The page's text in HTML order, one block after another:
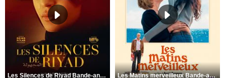
Les Silences de Riyad Bande-annonce VO STFR Les Matins merveilleux Bande-annonce VF